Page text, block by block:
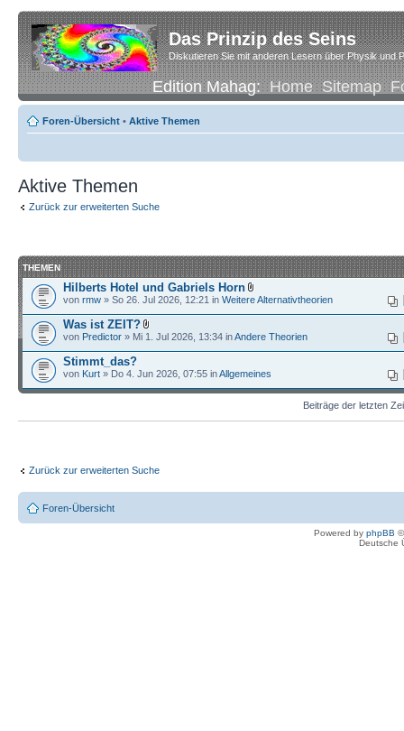
Das Prinzip des Seins
Diskutieren Sie mit anderen Lesern über Physik und
Edition Mahag:Home Sitemap
Foren-Übersicht • Aktive Themen
Aktive Themen
Zurück zur erweiterten Suche
THEMEN
Hilberts Hotel und Gabriels Horn
von rmw » So 26. Jul 2026, 12:21 in Weitere Alternativtheorien
Was ist ZEIT?
von Predictor » Mi 1. Jul 2026, 13:34 inAndere Theorien
Stimmt_das?
von Kurt » Do 4. Jun 2026, 07:55 inAllgemeines
Beiträge der letzten
Zurück zur erweiterten Suche
Foren-Übersicht
Powered by phpBB
Deutsche